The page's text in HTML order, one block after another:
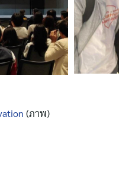
Search
for:
(ภาพ)